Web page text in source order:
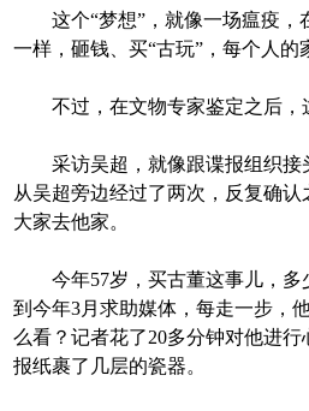
这个“梦想”，就像一场瘟疫，
一样，砸钱、买“古玩”，每个人
不过，在文物专家鉴定之后，
采访吴超，就像跟谍报组织接
从吴超旁边经过了两次，反复确
大家去他家。
今年57岁，买古董这事儿，多
到今年3月求助媒体，每走一步，
么看？记者花了20多分钟对他进
报纸裹了几层的瓷器。